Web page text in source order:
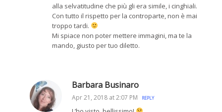
alla selvatitudine che più gli era simile, i cinghiali.
Con tutto il rispetto per la controparte, non è mai
troppo tardi.
Mi spiace non poter mettere immagini, ma te la
mando, giusto per tuo diletto.
Barbara Businaro
Apr 21, 2018 at 2:07 PM REPLY